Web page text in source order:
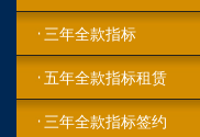
三年全款指标
五年全款指标租赁
三年全款指标签约